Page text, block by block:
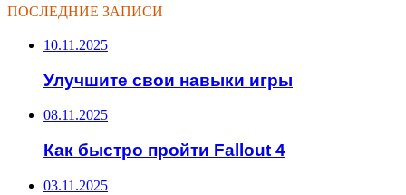
ПОСЛЕДНИЕ ЗАПИСИ
10.11.2025
Улучшите свои навыки игры
08.11.2025
Как быстро пройти Fallout 4
03.11.2025